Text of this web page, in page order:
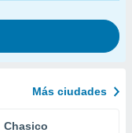
Más ciudades
Chasico